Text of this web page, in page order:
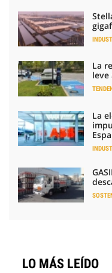
La
leve
La
LO MÁS LEÍDO